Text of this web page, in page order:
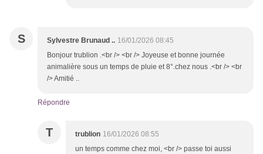
S Sylvestre Brunaud .. 16/01/2026 08:45
Bonjour trublion .<br /> <br /> Joyeuse et bonne journée
animalière sous un temps de pluie et 8°.chez nous .<br /> <br
/> Amitié ..
Répondre
T trublion 16/01/2026 08:55
un temps comme chez moi, <br /> passe toi aussi